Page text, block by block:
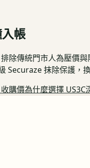
帳
排除傳統門市人為壓價
Securaze 抹除保護，
購價為什麼選擇 US3C